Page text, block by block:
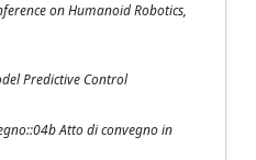
on Humanoid Robotics,
Predictive Control
Atto di convegno in